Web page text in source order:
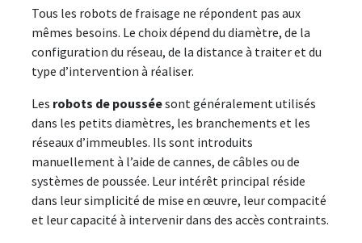
Tous les robots de fraisage ne répondent pas aux
mêmes besoins. Le choix dépend du diamètre, de la
configuration du réseau, de la distance à traiter et du
type d’intervention à réaliser.
Les robots de pousséesont généralement utilisés
dans les petits diamètres, les branchements et les
réseaux d’immeubles. Ils sont introduits
manuellement à l’aide de cannes, de câbles ou de
systèmes de poussée. Leur intérêt principal réside
dans leur simplicité de mise en œuvre, leur compacité
et leur capacité à intervenir dans des accès contraints.